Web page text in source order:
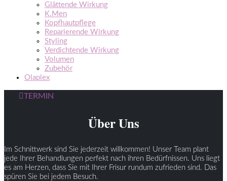
Glättende Wirkung
K.Men
Kopfhautpflege
Reparierende Wirkung
Styling
Verdichtende Wirkung
Volumen
Zubehör
Olaplex
TERMIN
Über Uns
Im Schnittwerk sind Sie jederzeit willkommen! Unser Team plant
jede Ihrer Behandlungen perfekt nach ihren Bedürfnissen. Uns liegt
es am Herzen, dass Sie mit Ihrer Frisur rundum zufrieden sind. Das
spüren Sie bei jedem Besuch.